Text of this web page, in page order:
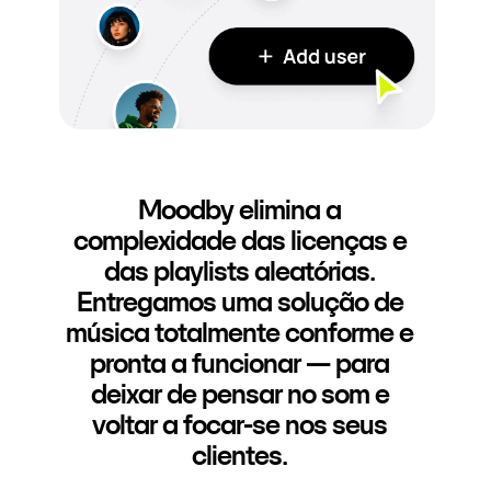
Moodby elimina a
complexidade das licenças e
das playlists aleatórias.
Entregamos uma solução de
música totalmente conforme e
pronta a funcionar — para
deixar de pensar no som e
voltar a focar-se nos seus
clientes.